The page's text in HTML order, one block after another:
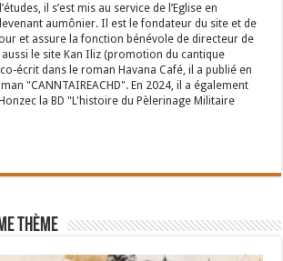
il s’est mis au service de l’Eglise en
aumônier. Il est le fondateur du site et de
et assure la fonction bénévole de directeur de
le site Kan Iliz (promotion du cantique
écrit dans le roman Havana Café, il a publié en
"CANNTAIREACHD". En 2024, il a également
la BD "L'histoire du Pèlerinage Militaire
thème